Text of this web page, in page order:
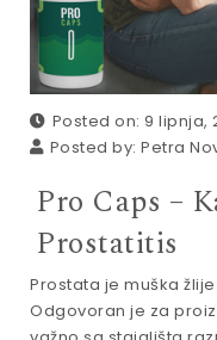
Posted on: 9 lipnja,
Posted by: Petra
Pro Caps –
Prostatitis
Prostata je muška
Odgovoran je za